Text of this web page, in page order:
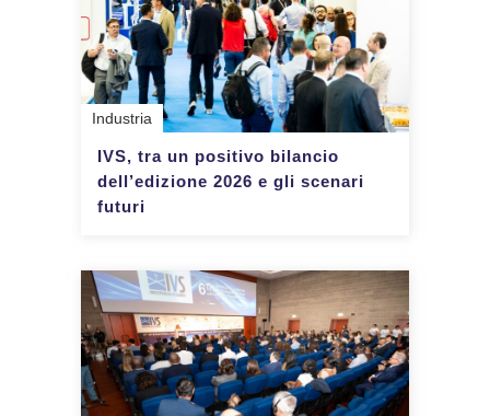
Industria
IVS, tra un positivo bilancio
dell’edizione 2026 e gli scenari
futuri